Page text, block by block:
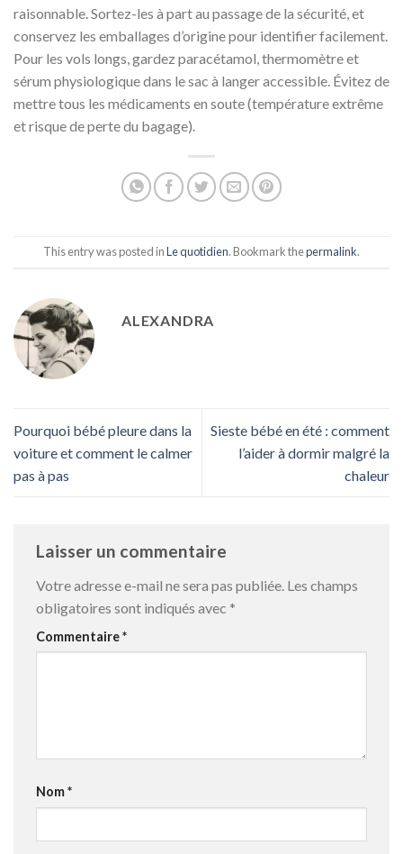
raisonnable. Sortez-les à part au passage de la sécurité, et
conservez les emballages d’origine pour identifier facilement.
Pour les vols longs, gardez paracétamol, thermomètre et
sérum physiologique dans le sac à langer accessible. Évitez de
mettre tous les médicaments en soute (température extrême
et risque de perte du bagage).
This entry was posted inLe quotidien. Bookmark thepermalink.
ALEXANDRA
Pourquoi bébé pleure dans la
voiture et comment le calmer
pas à pas
Sieste bébé en été : comment
l’aider à dormir malgré la
chaleur
Laisser un commentaire
Votre adresse e-mail ne sera pas publiée. Les champs
obligatoires sont indiqués avec *
Commentaire*
Nom*